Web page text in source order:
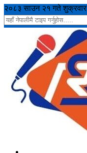
२०८३ साउन २१ गते शुक्रवार